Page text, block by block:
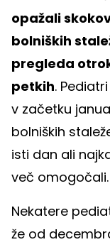
opažali
bolniških
pregleda
petkih.
v začetku
bolniških
isti dan ali
več omogočali.
Nekatere
že od